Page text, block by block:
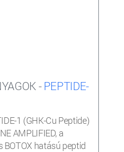
- PEPTIDE-
1 (GHK-Cu Peptide)
AMPLIFIED, a
BOTOX hatású peptid